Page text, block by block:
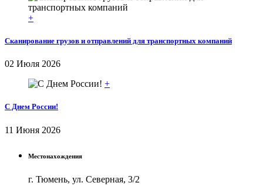
+
Сканирование грузов и отправлений для транспортных компаний
02 Июля 2026
+
С Днем России!
11 Июня 2026
Местонахождения
г. Тюмень, ул. Северная, 3/2